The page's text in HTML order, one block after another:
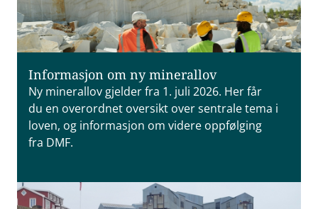
Informasjon om ny minerallov
Ny minerallov gjelder fra 1. juli 2026. Her får
du en overordnet oversikt over sentrale tema i
loven, og informasjon om videre oppfølging
fra DMF.